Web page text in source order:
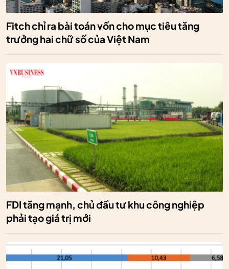
Fitch chỉ ra bài toán vốn cho mục tiêu tăng
trưởng hai chữ số của Việt Nam
FDI tăng mạnh, chủ đầu tư khu công nghiệp
phải tạo giá trị mới